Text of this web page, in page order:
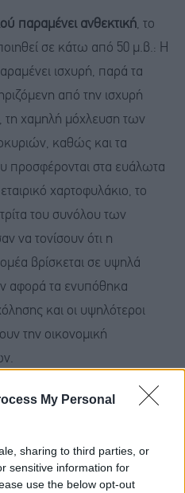
My Personal
sharing to third parties, or
sensitive information for
use the below opt-out
παραμένει ανθεκτική, το
σε κάτω από 50 μ.β.: Η
ισχυρή, παρά τα
από την ισχυρή
τη χαμηλή μόχλευση των
καθώς και τα
προσφέρονται στα ευάλωτα
χαρτοφυλάκιο, το
του συνόλου των
να τονίσουν ότι η
βρίσκεται σε υψηλά
αφορά τα ενυπόθηκα
και οι υψηλότεροι
την οικονομική